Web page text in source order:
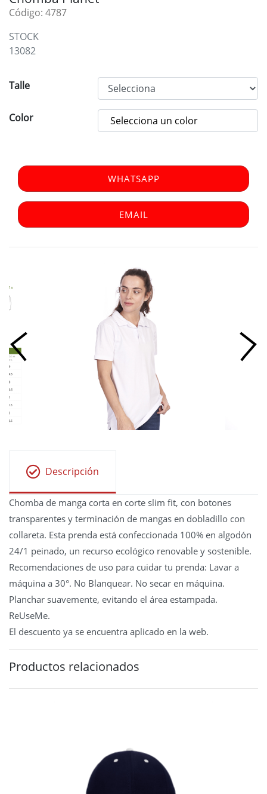
Código: 4787
STOCK
13082
Talle
Color Selecciona un color
WHATSAPP
EMAIL
Descripción
Chomba de manga corta en corte slim fit, con botones
transparentes y terminación de mangas en dobladillo con
collareta. Esta prenda está confeccionada 100% en algodón
24/1 peinado, un recurso ecológico renovable y sostenible.
Recomendaciones de uso para cuidar tu prenda: Lavar a
máquina a 30°. No Blanquear. No secar en máquina.
Planchar suavemente, evitando el área estampada.
ReUseMe.
El descuento ya se encuentra aplicado en la web.
Productos relacionados